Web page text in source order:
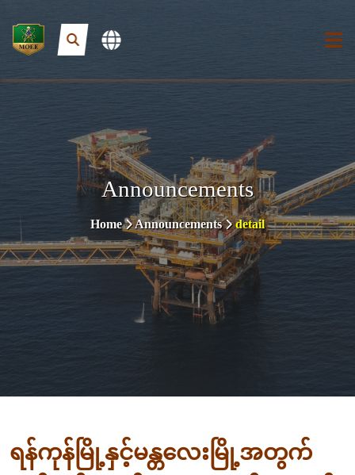
Announcements
Home Announcements detail
ရန်ကုန်မြို့နှင့်မန္တလေးမြို့အတွက်